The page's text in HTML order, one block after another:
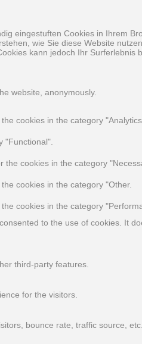
eingestuften Cookies in Ihrem
wie Sie diese Website
kann jedoch Ihr Surferlebnis
website, anonymously.
cookies in the category
"Functional".
cookies in the category
cookies in the category "Other.
cookies in the category
to the use of cookies. It
third-party features.
for the visitors.
bounce rate, traffic source, etc.